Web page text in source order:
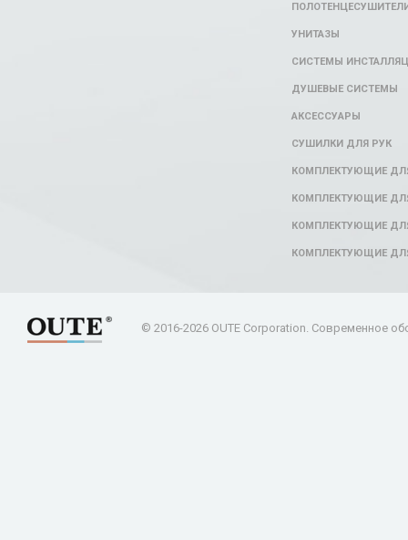
УНИТАЗЫ
СИСТЕМЫ
ДУШЕВЫЕ СИСТЕМЫ
АКСЕССУАРЫ
СУШИЛКИ ДЛЯ РУК
КОМПЛЕКТУЮЩИЕ
КОМПЛЕКТУЮЩИЕ
КОМПЛЕКТУЮЩИЕ
КОМПЛЕКТУЮЩИЕ
© 2016-2026 OUTE Corporation. Современное